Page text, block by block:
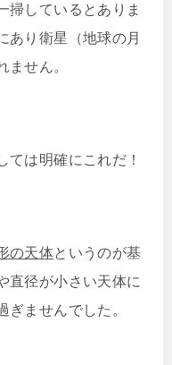
掃しているとありま
あり衛星（地球の月
ません。
ては明確にこれだ！
の天体というのが基
直径が小さい天体に
ぎませんでした。